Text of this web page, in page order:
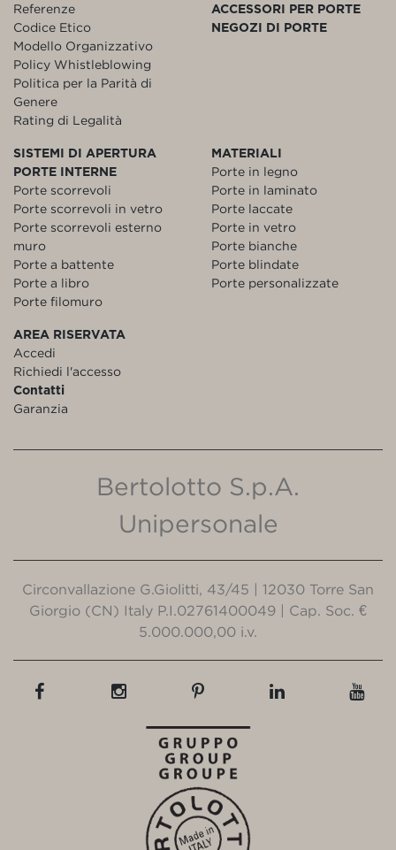
Referenze
Codice Etico
Modello Organizzativo
Policy Whistleblowing
Politica per la Parità di
Genere
Rating di Legalità
ACCESSORI PER PORTE
NEGOZI DI PORTE
SISTEMI DI APERTURA
PORTE INTERNE
Porte scorrevoli
Porte scorrevoli in vetro
Porte scorrevoli esterno
muro
Porte a battente
Porte a libro
Porte filomuro
MATERIALI
Porte in legno
Porte in laminato
Porte laccate
Porte in vetro
Porte bianche
Porte blindate
Porte personalizzate
AREA RISERVATA
Accedi
Richiedi l'accesso
Contatti
Garanzia
Bertolotto S.p.A.
Unipersonale
Circonvallazione G.Giolitti, 43/45 | 12030 Torre San
Giorgio (CN) Italy P.I.02761400049 | Cap. Soc. €
5.000.000,00 i.v.